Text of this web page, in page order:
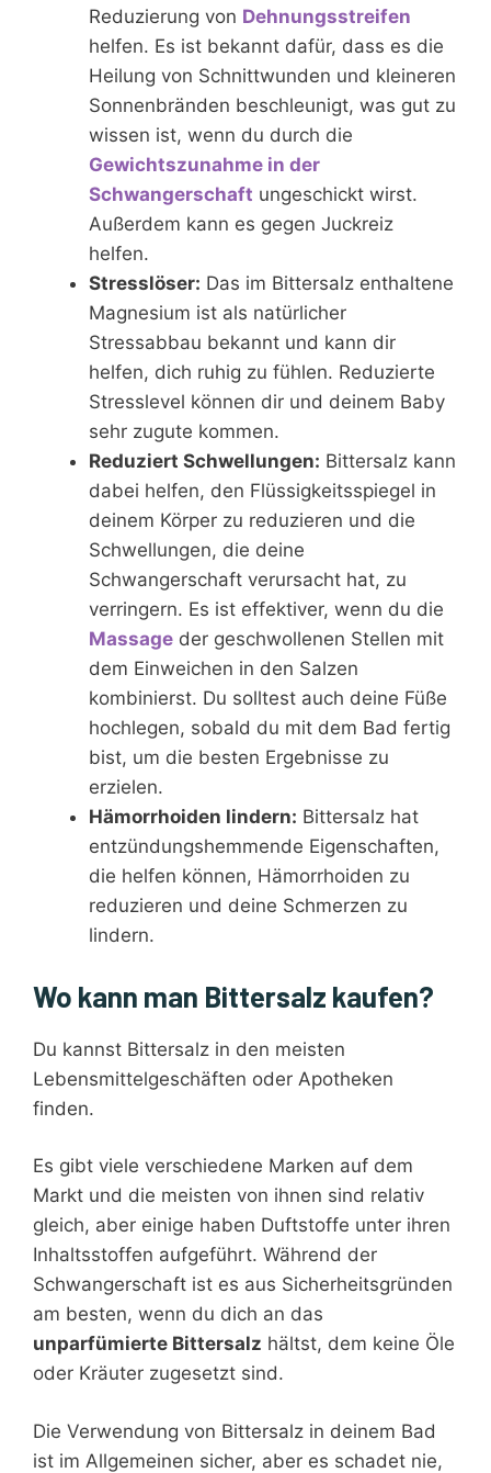
Reduzierung von Dehnungsstreifen
helfen. Es ist bekannt dafür, dass es die
Heilung von Schnittwunden und kleineren
Sonnenbränden beschleunigt, was gut zu
wissen ist, wenn du durch die
Gewichtszunahme in der
Schwangerschaft ungeschickt wirst.
Außerdem kann es gegen Juckreiz
helfen.
Stresslöser: Das im Bittersalz enthaltene
Magnesium ist als natürlicher
Stressabbau bekannt und kann dir
helfen, dich ruhig zu fühlen. Reduzierte
Stresslevel können dir und deinem Baby
sehr zugute kommen.
Reduziert Schwellungen: Bittersalz kann
dabei helfen, den Flüssigkeitsspiegel in
deinem Körper zu reduzieren und die
Schwellungen, die deine
Schwangerschaft verursacht hat, zu
verringern. Es ist effektiver, wenn du die
Massage der geschwollenen Stellen mit
dem Einweichen in den Salzen
kombinierst. Du solltest auch deine Füße
hochlegen, sobald du mit dem Bad fertig
bist, um die besten Ergebnisse zu
erzielen.
Hämorrhoiden lindern: Bittersalz hat
entzündungshemmende Eigenschaften,
die helfen können, Hämorrhoiden zu
reduzieren und deine Schmerzen zu
lindern.
Wo kann man Bittersalz kaufen?
Du kannst Bittersalz in den meisten
Lebensmittelgeschäften oder Apotheken
finden.
Es gibt viele verschiedene Marken auf dem
Markt und die meisten von ihnen sind relativ
gleich, aber einige haben Duftstoffe unter ihren
Inhaltsstoffen aufgeführt. Während der
Schwangerschaft ist es aus Sicherheitsgründen
am besten, wenn du dich an das
unparfümierte Bittersalz hältst, dem keine Öle
oder Kräuter zugesetzt sind.
Die Verwendung von Bittersalz in deinem Bad
ist im Allgemeinen sicher, aber es schadet nie,